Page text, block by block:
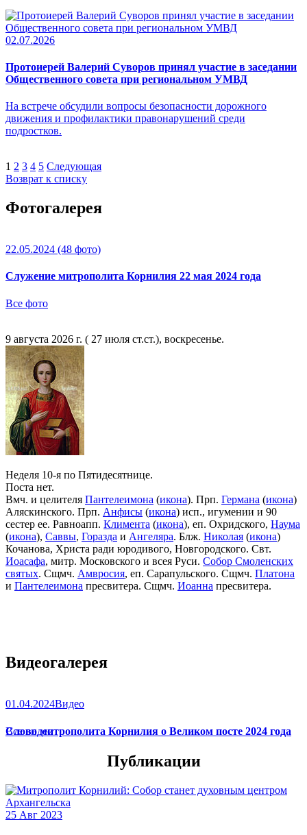
02.07.2026
Протоиерей Валерий Суворов принял участие в заседании
Общественного совета при региональном УМВД
На встрече обсудили вопросы безопасности дорожного
движения и профилактики правонарушений среди
подростков.
1 2 3 4 5 Следующая
Возврат к списку
Фотогалерея
22.05.2024 (48 фото)
Служение митрополита Корнилия 22 мая 2024 года
Все фото
9 августа 2026 г. ( 27 июля ст.ст.), воскресенье.
Неделя 10-я по Пятидесятнице.
Поста нет.
Вмч. и целителя Пантелеимона (икона). Прп. Германа (икона)
Аляскинского. Прп. Анфисы (икона) исп., игумении и 90
сестер ее. Равноапп. Климента (икона), еп. Охридского, Наума
(икона), Саввы, Горазда и Ангеляра. Блж. Николая (икона)
Кочанова, Христа ради юродивого, Новгородского. Свт.
Иоасафа, митр. Московского и всея Руси. Собор Смоленских
святых. Сщмч. Амвросия, еп. Сарапульского. Сщмч. Платона
и Пантелеимона пресвитера. Сщмч. Иоанна пресвитера.
Видеогалерея
01.04.2024Видео
Слово митрополита Корнилия о Великом посте 2024 года
Все видео
Публикации
25 Авг 2023